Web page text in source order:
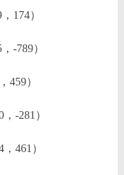
174）
-789）
459）
-281）
461）